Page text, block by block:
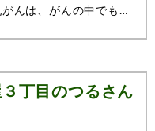
んは、がんの中でも女
丁目のつるさん